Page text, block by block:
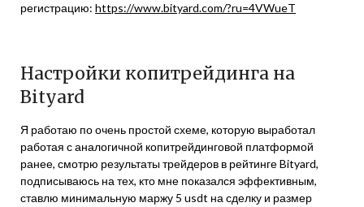
регистрацию: https://www.bityard.com/?ru=4VWueT
Настройки копитрейдинга на
Bityard
Я работаю по очень простой схеме, которую выработал
работая с аналогичной копитрейдинговой платформой
ранее, смотрю результаты трейдеров в рейтинге Bityard,
подписываюсь на тех, кто мне показался эффективным,
ставлю минимальную маржу 5 usdt на сделку и размер